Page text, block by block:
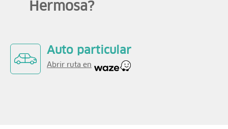
Hermosa?
Auto particular
Abrir ruta en